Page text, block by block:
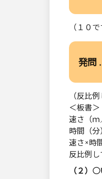
（１０で
発問
（反比
＜板書＞
速さ（
時間（
速さ×
反比例し
（２）